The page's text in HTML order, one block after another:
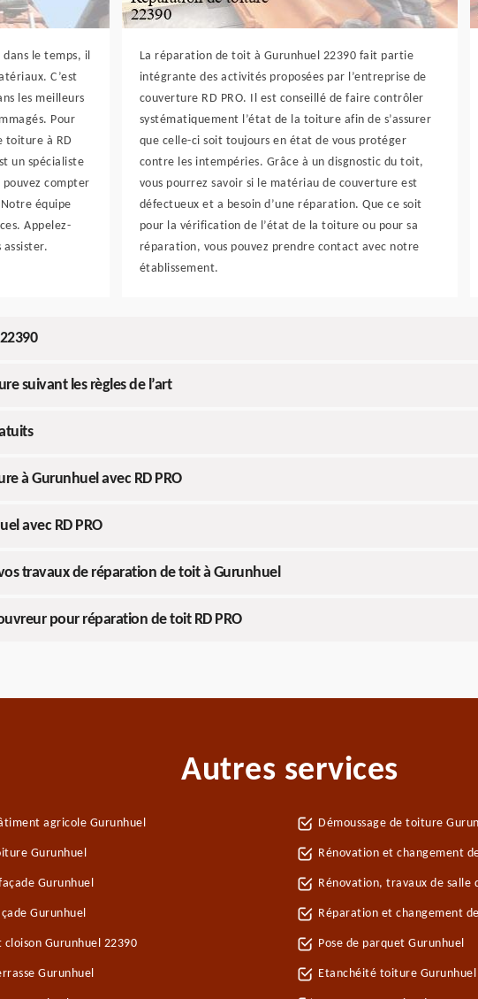
le temps, il
C’est
les meilleurs
Pour
toiture à RD
un spécialiste
compter
équipe
Appelez-
assister.
La réparation de toit à Gurunhuel 22390 fait partie
intégrante des activités proposées par l’entreprise de
couverture RD PRO. Il est conseillé de faire contrôler
systématiquement l’état de la toiture afin de s’assurer
que celle-ci soit toujours en état de vous protéger
contre les intempéries. Grâce à un disgnostic du toit,
vous pourrez savoir si le matériau de couverture est
défectueux et a besoin d’une réparation. Que ce soit
pour la vérification de l’état de la toiture ou pour sa
réparation, vous pouvez prendre contact avec notre
établissement.
suivant les règles de l’art
à Gurunhuel avec RD PRO
avec RD PRO
travaux de réparation de toit à Gurunhuel
pour réparation de toit RD PRO
Autres services
agricole Gurunhuel
Gurunhuel
Gurunhuel
Gurunhuel
cloison Gurunhuel 22390
Gurunhuel
Démoussage de toiture
Rénovation et changement
Rénovation, travaux de salle
Réparation et changement
Pose de parquet Gurunhuel
Etanchéité toiture Gurunhuel